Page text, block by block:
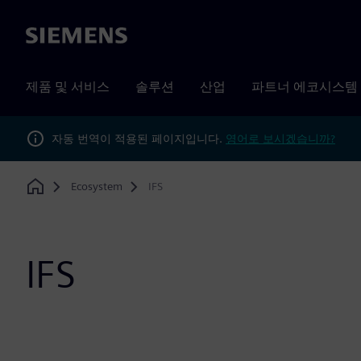
Siemens
제품 및 서비스 솔루션 산업 파트너 에코시스템
자동 번역이 적용된 페이지입니다. 영어로 보시겠습니까?
Home
Ecosystem IFS
IFS